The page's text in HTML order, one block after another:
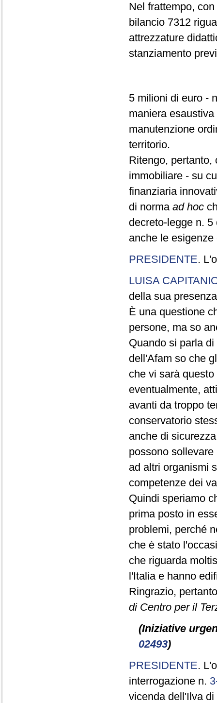
Nel frattempo,
bilancio 7312
attrezzature
stanziamento
5 milioni di euro -
maniera
manutenzione
territorio.
Ritengo, pertanto,
immobiliare - su
finanziaria
di norma ad hoc
decreto-legge n.
anche le
PRESIDENTE.
LUISA
della sua
È una questione
persone, ma so
Quando si parla
dell'Afam so che
che vi sarà
eventualmente,
avanti da troppo
conservatorio
anche di
possono
ad altri organismi
competenze dei
Quindi speriamo
prima posto in
problemi, perché
che è stato
che riguarda
l'Italia e hanno
Ringrazio,
di Centro per il
(Iniziative
02493)
PRESIDENTE.
interrogazione n.
vicenda dell'Ilva